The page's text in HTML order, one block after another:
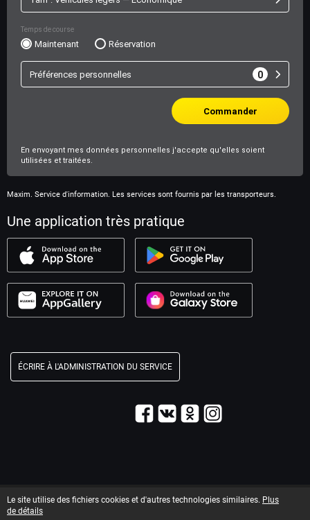
Maxim. Service d'information. Les services sont fournis par les transporteurs.
Une application très pratique
ÉCRIRE À L'ADMINISTRATION DU SERVICE
© 2003–2026 Service « Maxim ».
Informations légales
Le site utilise des fichiers cookies et d'autres technologies similaires. Plus
de détails